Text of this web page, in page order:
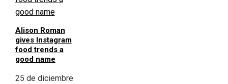
Alison Roman
gives Instagram
food trends a
good name
25 de diciembre